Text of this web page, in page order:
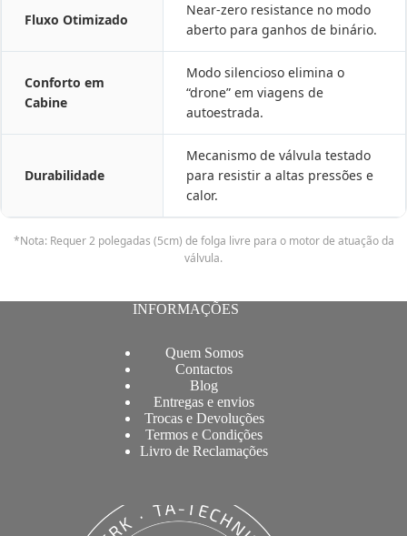
Fluxo Otimizado
Near-zero resistance no modo
aberto para ganhos de binário.
Conforto em
Cabine
Modo silencioso elimina o
“drone” em viagens de
autoestrada.
Durabilidade
Mecanismo de válvula testado
para resistir a altas pressões e
calor.
*Nota: Requer 2 polegadas (5cm) de folga livre para o motor de atuação da
válvula.
INFORMAÇÕES
Quem Somos
Contactos
Blog
Entregas e envios
Trocas e Devoluções
Termos e Condições
Livro de Reclamações